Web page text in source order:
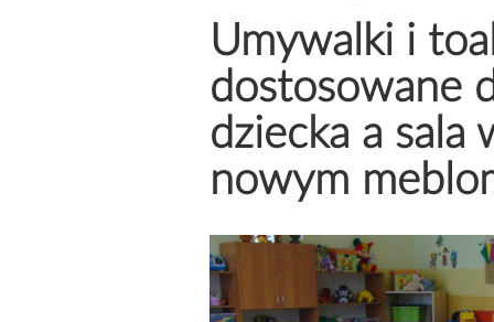
Umywalki i
dostosowane
dziecka a sala
nowym